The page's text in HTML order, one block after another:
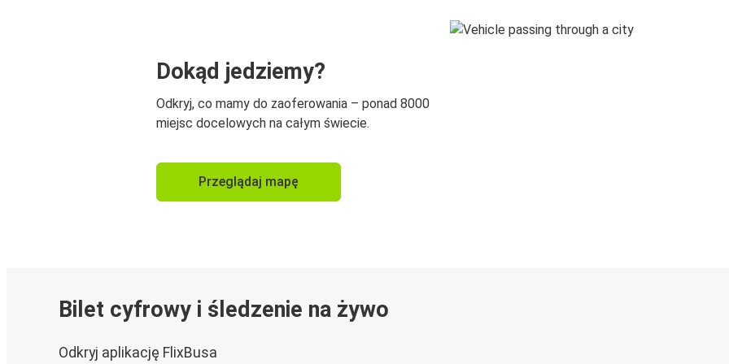
Dokąd jedziemy?
Odkryj, co mamy do zaoferowania – ponad 8000
miejsc docelowych na całym świecie.
Przeglądaj mapę
Bilet cyfrowy i śledzenie na żywo
Odkryj aplikację FlixBusa